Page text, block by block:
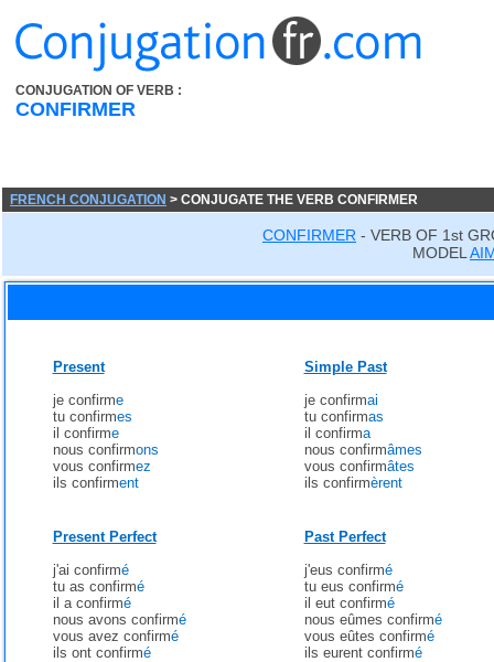
CONJUGATION OF VERB :
CONFIRMER
FRENCH CONJUGATION > CONJUGATE THE VERB CONFIRMER
CONFIRMER - VERB OF 1st
MODEL
Present
je confirme
tu confirmes
il confirme
nous confirmons
vous confirmez
ils confirment
Simple Past
je confirmai
tu confirmas
il confirma
nous confirmâmes
vous confirmâtes
ils confirmèrent
Present Perfect
j'ai confirmé
tu as confirmé
il a confirmé
nous avons confirmé
vous avez confirmé
ils ont confirmé
Past Perfect
j'eus confirmé
tu eus confirmé
il eut confirmé
nous eûmes confirmé
vous eûtes confirmé
ils eurent confirmé